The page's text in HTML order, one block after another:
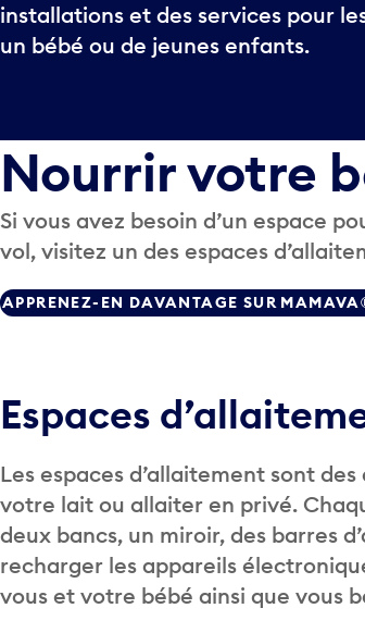
installations et des services pour
un bébé ou de jeunes enfants.
Nourrir votre
Si vous avez besoin d’un espace
vol, visitez un des espaces
APPRENEZ-EN DAVANTAGE SUR
Espaces
Les espaces d’allaitement sont
votre lait ou allaiter en privé.
deux bancs, un miroir, des barres
recharger les appareils
vous et votre bébé ainsi que vous